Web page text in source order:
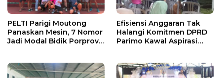
PELTI Parigi Moutong
Panaskan Mesin, 7 Nomor
Jadi Modal Bidik Porprov
Efisiensi Anggaran Tak
Halangi Komitmen DPRD
Parimo Kawal Aspirasi